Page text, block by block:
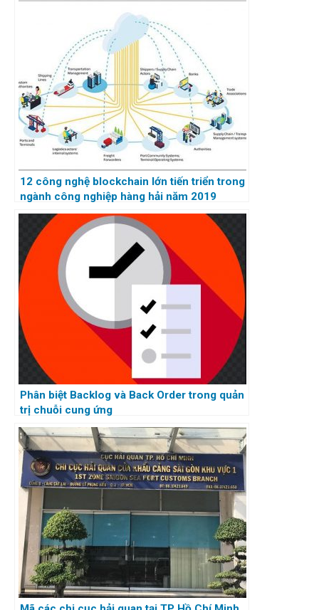
12 công nghệ blockchain lớn tiến triển trong
ngành công nghiệp hàng hải năm 2019
Phân biệt Backlog và Back Order trong quản
trị chuỗi cung ứng